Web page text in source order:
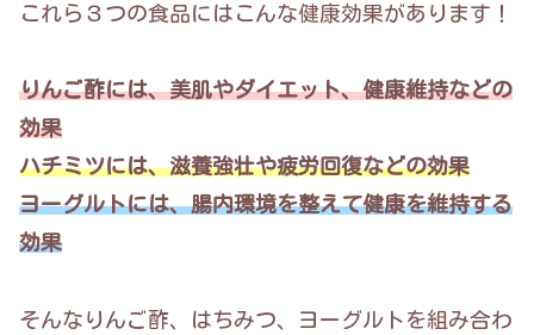
これら３つの食品にはこんな健康効果があります！
りんご酢には、美肌やダイエット、健康維持などの
効果
ハチミツには、滋養強壮や疲労回復などの効果
ヨーグルトには、腸内環境を整えて健康を維持する
効果
そんなりんご酢、はちみつ、ヨーグルトを組み合わ